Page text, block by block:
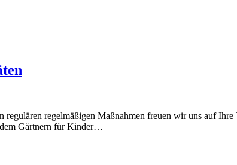
regelmäßigen Maßnahmen freuen wir uns auf
dem Gärtnern für Kinder…